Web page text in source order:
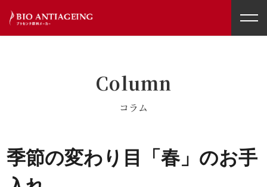
Column
コラム
季節の変わり目「春」のお手